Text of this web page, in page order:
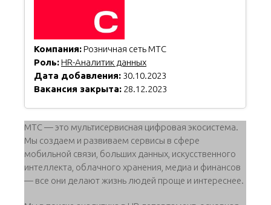
Компания:Розничная сеть МТС
Роль:HR-Аналитик данных
Дата добавления: 30.10.2023
Вакансия закрыта: 28.12.2023
МТС — это мультисервисная цифровая экосистема.
Мы создаем и развиваем сервисы в сфере
мобильной связи, больших данных, искусственного
интеллекта, облачного хранения, медиа и финансов
— все они делают жизнь людей проще и интереснее.